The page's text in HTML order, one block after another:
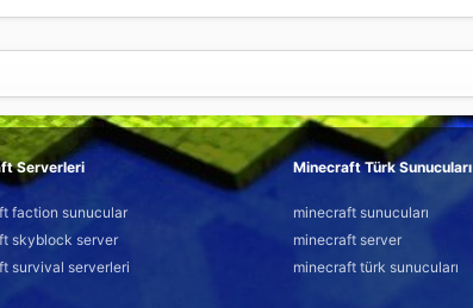
Serverleri
faction sunucular
skyblock server
survival serverleri
Minecraft Türk Sunucuları
minecraft sunucuları
minecraft server
minecraft türk sunucuları